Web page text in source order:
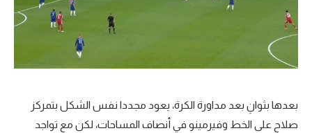
بعدها بثوانِ بعد مداورة الكرة، يعود مجددا نفس الشكل بتمركز
صلاح على الخط وفيرمينو في أنصاف المساحات، لكن مع تواجد